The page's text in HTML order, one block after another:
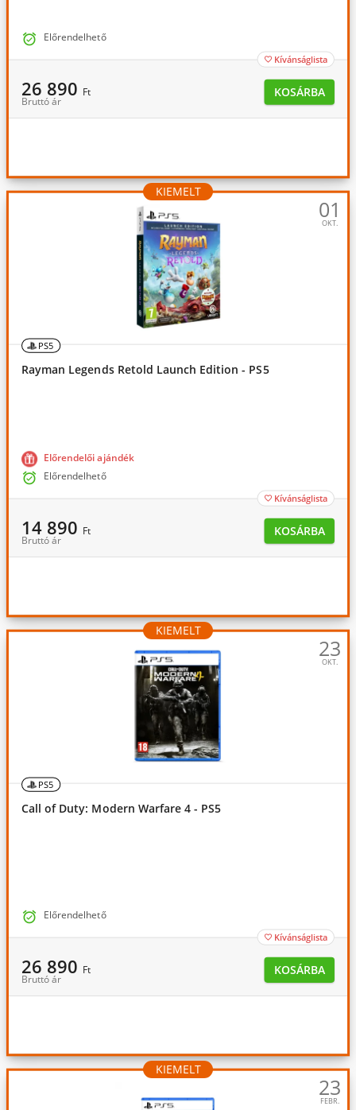
 Előrendelhető
 Kívánságlista
26 890 Ft
Bruttó ár
KOSÁRBA
KIEMELT
01
OKT.
PS5
Rayman Legends Retold Launch Edition - PS5
Előrendelői ajándék
 Előrendelhető
 Kívánságlista
14 890 Ft
Bruttó ár
KOSÁRBA
KIEMELT
23
OKT.
PS5
Call of Duty: Modern Warfare 4 - PS5
 Előrendelhető
 Kívánságlista
26 890 Ft
Bruttó ár
KOSÁRBA
KIEMELT
23
FEBR.